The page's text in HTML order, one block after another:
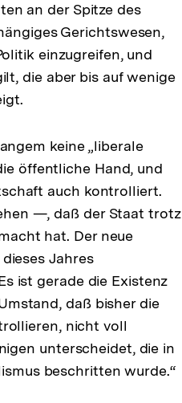
an der Spitze des
Gerichtswesen,
einzugreifen, und
die aber bis auf wenige
keine „liberale
öffentliche Hand, und
auch kontrolliert.
—, daß der Staat trotz
hat. Der neue
Jahres
ist gerade die Existenz
daß bisher die
nicht voll
unterscheidet, die in
beschritten wurde.“